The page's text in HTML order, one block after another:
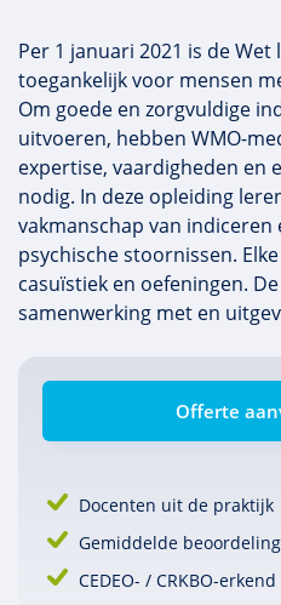
Per 1 januari 2021 is de
toegankelijk voor mensen
Om goede en zorgvuldige
uitvoeren, hebben WMO-
expertise, vaardigheden en
nodig. In deze opleiding
vakmanschap van
psychische stoornissen.
casuïstiek en oefeningen.
samenwerking met en
Offerte
Docenten uit de praktijk
Gemiddelde
CEDEO- / CRKBO-erkend